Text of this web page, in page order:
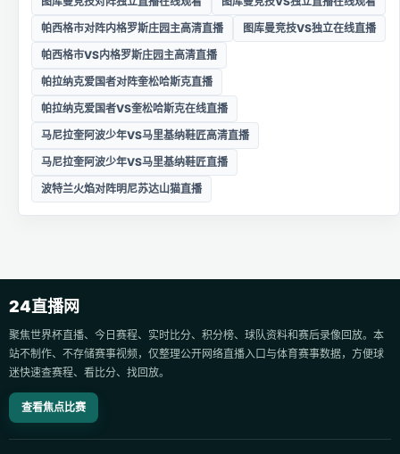
帕西格市对阵内格罗斯庄园主高清直播
图库曼竞技VS独立在线直播
帕西格市VS内格罗斯庄园主高清直播
帕拉纳克爱国者对阵奎松哈斯克直播
帕拉纳克爱国者VS奎松哈斯克在线直播
马尼拉奎阿波少年VS马里基纳鞋匠高清直播
马尼拉奎阿波少年VS马里基纳鞋匠直播
波特兰火焰对阵明尼苏达山猫直播
24直播网
聚焦世界杯直播、今日赛程、实时比分、积分榜、球队资料和赛后录像回放。本
站不制作、不存储赛事视频，仅整理公开网络直播入口与体育赛事数据，方便球
迷快速查赛程、看比分、找回放。
查看焦点比赛